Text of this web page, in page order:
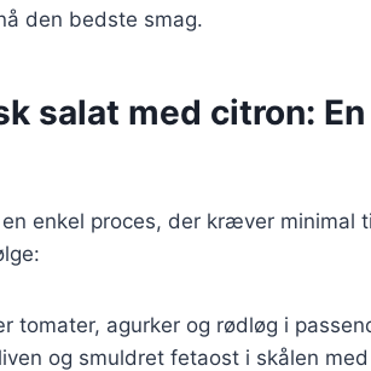
den bedste smag.
salat med citron:
enkel proces, der kræver minimal
tomater, agurker og rødløg i
og smuldret fetaost i skålen